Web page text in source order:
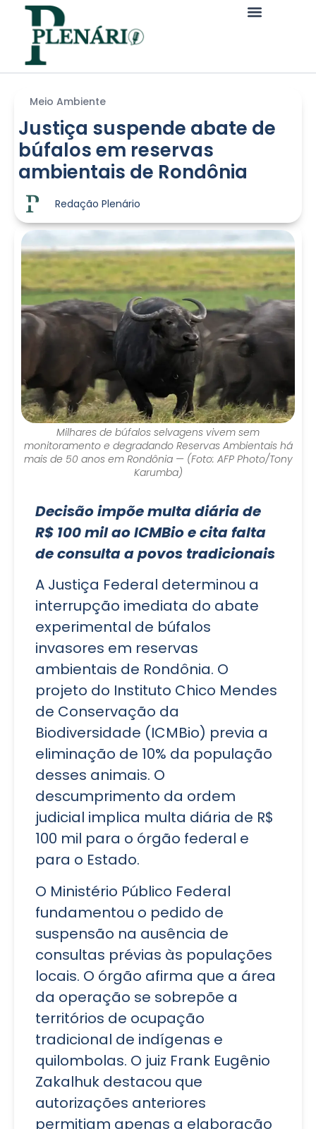
Meio Ambiente
Justiça suspende abate de
búfalos em reservas
ambientais de Rondônia
Redação Plenário
Milhares de búfalos selvagens vivem sem
monitoramento e degradando Reservas Ambientais há
mais de 50 anos em Rondônia — (Foto: AFP Photo/Tony
Karumba)
Decisão impõe multa diária de
R$ 100 mil ao ICMBio e cita falta
de consulta a povos tradicionais
A Justiça Federal determinou a
interrupção imediata do abate
experimental de búfalos
invasores em reservas
ambientais de Rondônia. O
projeto do Instituto Chico Mendes
de Conservação da
Biodiversidade (ICMBio) previa a
eliminação de 10% da população
desses animais. O
descumprimento da ordem
judicial implica multa diária de R$
100 mil para o órgão federal e
para o Estado.
O Ministério Público Federal
fundamentou o pedido de
suspensão na ausência de
consultas prévias às populações
locais. O órgão afirma que a área
da operação se sobrepõe a
territórios de ocupação
tradicional de indígenas e
quilombolas. O juiz Frank Eugênio
Zakalhuk destacou que
autorizações anteriores
permitiam apenas a elaboração